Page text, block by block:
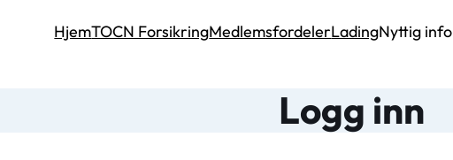
HjemTOCN ForsikringMedlemsfordelerLadingNyttig info
Logg inn